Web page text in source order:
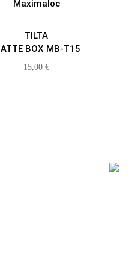
TILTA
BOX MB-T15
15,00€